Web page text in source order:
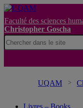
Faculté des sciences
Christopher Goscha
UQAM
Livres – Books